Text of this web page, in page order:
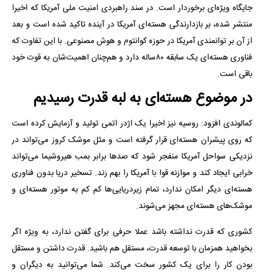
جایگاه ویژه‌ای برخوردار است. در سند راهبردی امنیت ملی آمریکا که اخیرا
منتشر شده، بر بازدارندگی هسته‌ای آمریکا در آینده تاکید شده است و بعد
از آن بر توانمندی آمریکا در حوزه کوانتوم و هوش مصنوعی. با این تفاوت که
فناوری هسته‌ای یک سابقه ۸۰ساله دارد و هم‌چنان اهمیت‌شان به قوت خود
باقی است.
در موضوع هسته‌ای به لبه قدرت رسیدیم
کمالوندی افزود: روسیه نیز اخیرا یک اژدر اتمی تولید و آزمایش کرده است
که روی پیشران هسته‌ای قرار گرفته است و مثل موشک کروز می‌تواند در
نزدیکی سواحل آمریکا منفجر شود که صدها برابر بمب هیروشیما می‌تواند
خرابی ایجاد کند و موازنه قوا با آمریکا را بهم زند. تسخیر دریا بدون فناوری
هسته‌ای دیگر امکان ندارد، تمام زیردریایی‌ها کم کم به موتور هسته‌ای و
موشک‌های هسته‌ای مجهز می‌شوند.
کشوری که قدرت نداشته باشد عملا حرفی برای گفتن ندارد، به ویژه اگر
بخواهید همزمان با توسعه قدرت، مستقل هم باشید. قدرت داشتن و مستقل
بودن کار را برای یک کشور سخت می‌کند. شما می‌توانید به دیگران و